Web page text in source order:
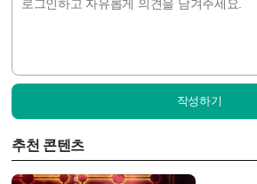
작성하기
추천 콘텐츠